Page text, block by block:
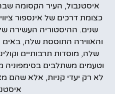
איסטנבול, העיר הקסומה
כצומת דרכים של אינספור
שנים. ההיסטוריה העשירה
והאווירה התוססת שלה, באים
שלה, מוסדות תרבותיים
וטעמים משתלבים
לא רק יעדי קניות, אלא שהם